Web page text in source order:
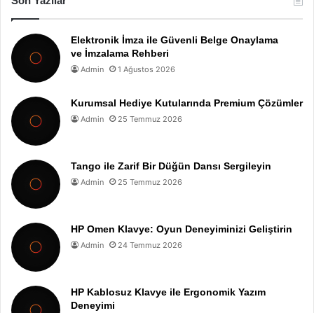
Elektronik İmza ile Güvenli Belge Onaylama
ve İmzalama Rehberi
Admin 1 Ağustos 2026
Kurumsal Hediye Kutularında Premium Çözümler
Admin 25 Temmuz 2026
Tango ile Zarif Bir Düğün Dansı Sergileyin
Admin 25 Temmuz 2026
HP Omen Klavye: Oyun Deneyiminizi Geliştirin
Admin 24 Temmuz 2026
HP Kablosuz Klavye ile Ergonomik Yazım
Deneyimi